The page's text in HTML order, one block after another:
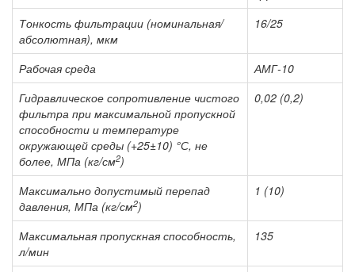
Тонкость фильтрации (номинальная/
абсолютная), мкм
16/25
Рабочая среда
АМГ-10
Гидравлическое сопротивление чистого
фильтра при максимальной пропускной
способности и температуре
окружающей среды (+25±10) °С, не
более, МПа (кг/см2)
0,02 (0,2)
Максимально допустимый перепад
давления, МПа (кг/см2)
1 (10)
Максимальная пропускная способность,
л/мин
135